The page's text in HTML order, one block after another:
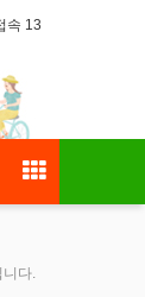
속 13
니다.